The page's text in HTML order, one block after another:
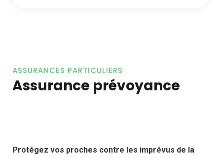
ASSURANCES PARTICULIERS
Assurance prévoyance
Protégez vos proches contre les imprévus de la